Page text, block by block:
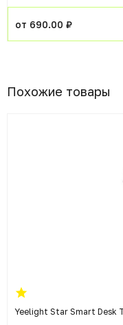
от 690.00 ₽
Похожие товары
Yeelight Star Smart Desk